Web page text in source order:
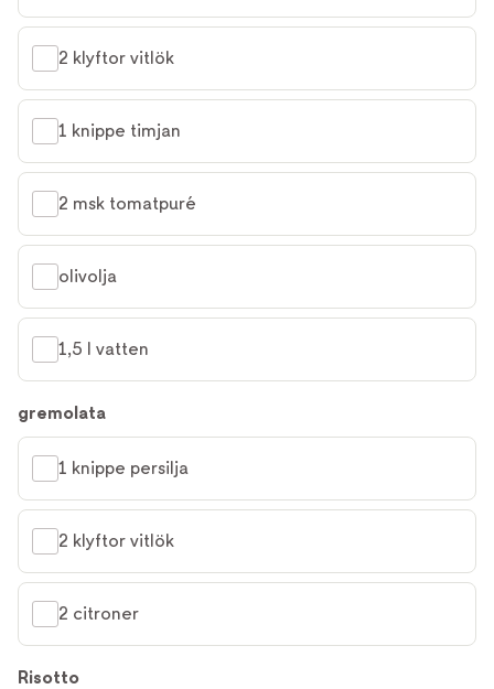
2 klyftor vitlök
1 knippe timjan
2 msk tomatpuré
olivolja
1,5 l vatten
gremolata
1 knippe persilja
2 klyftor vitlök
2 citroner
Risotto